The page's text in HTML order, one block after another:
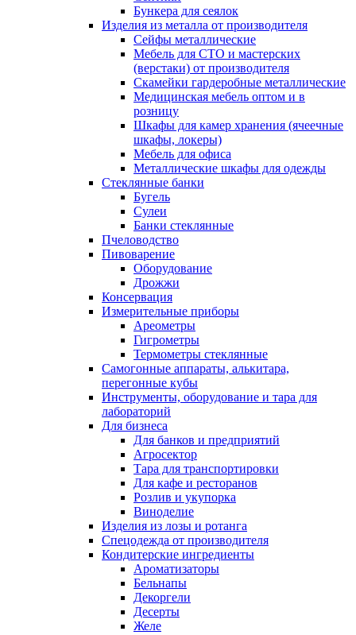
Бункера для сеялок
Изделия из металла от производителя
Сейфы металлические
Мебель для СТО и мастерских
(верстаки) от производителя
Скамейки гардеробные металлические
Медицинская мебель оптом и в
розницу
Шкафы для камер хранения (ячеечные
шкафы, локеры)
Мебель для офиса
Металлические шкафы для одежды
Стеклянные банки
Бугель
Сулеи
Банки стеклянные
Пчеловодство
Пивоварение
Оборудование
Дрожжи
Консервация
Измерительные приборы
Ареометры
Гигрометры
Термометры стеклянные
Самогонные аппараты, алькитара,
перегонные кубы
Инструменты, оборудование и тара для
лабораторий
Для бизнеса
Для банков и предприятий
Агросектор
Тара для транспортировки
Для кафе и ресторанов
Розлив и укупорка
Виноделие
Изделия из лозы и ротанга
Спецодежда от производителя
Кондитерские ингредиенты
Ароматизаторы
Бельнапы
Декоргели
Десерты
Желe